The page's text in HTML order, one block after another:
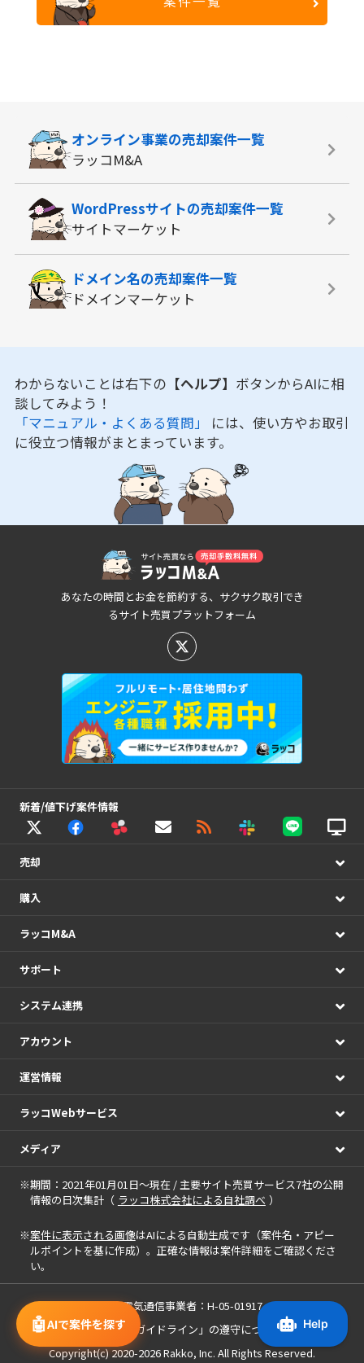
🤖AIで案件を探す
オンライン事業の売却案件一覧
ラッコM&A
WordPressサイトの売却案件一覧
サイトマーケット
ドメイン名の売却案件一覧
ドメインマーケット
わからないことは右下の 【ヘルプ】 ボタンからAIに相
談してみよう！
「マニュアル・よくある質問」 には、使い方やお取引
に役立つ情報がまとまっています。
あなたの時間とお金を節約する、サクサク取引でき
るサイト売買プラットフォーム
新着/値下げ案件情報
売却
購入
ラッコM&A
サポート
システム連携
アカウント
運営情報
ラッコWebサービス
メディア
※期間：2021年01月01日～現在 / 主要サイト売買サービス7社の公開
情報の日次集計（ ラッコ株式会社による自社調べ ）
※案件に表示される画像はAIによる自動生成です（案件名・アピー
ルポイントを基に作成）。正確な情報は案件詳細をご確認くださ
い。
届出電気通信事業者：H-05-01917
「中小M&Aガイドライン」の遵守について
Copyright(c) 2020-2026Rakko, Inc. All Rights Reserved.